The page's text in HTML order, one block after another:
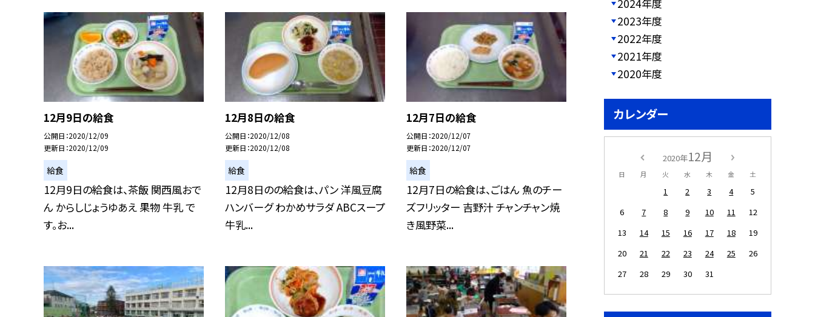
12月9日の給食
公開日 2020/12/09
更新日 2020/12/09
給食
12月9日の給食は、茶飯 関西風おで
ん からしじょうゆあえ 果物 牛乳 で
す。お...
12月8日の給食
公開日 2020/12/08
更新日 2020/12/08
給食
12月8日のの給食は、パン 洋風豆腐
ハンバーグ わかめサラダ ABCスープ
牛乳...
12月7日の給食
公開日 2020/12/07
更新日 2020/12/07
給食
12月7日の給食は、ごはん 魚のチー
ズフリッター 吉野汁 チャンチャン焼
き風野菜...
2024年度
2023年度
2022年度
2021年度
2020年度
カレンダー
2020年12月
日 月 火 水 木 金 土
1 2 3 4
5
6
7 8 9 10 11
12
13
14 15 16 17 18
19
20
21 22 23 24 25
26
27
28 29 30 31